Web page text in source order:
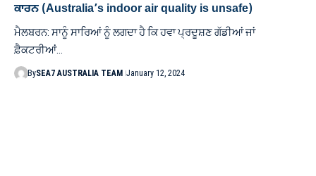
ਕਾਰਨ (Australia’s indoor air quality is unsafe)
ਮੈਲਬਰਨ: ਸਾਨੂੰ ਸਾਰਿਆਂ ਨੂੰ ਲਗਦਾ ਹੈ ਕਿ ਹਵਾ ਪ੍ਰਦੂਸ਼ਣ ਗੱਡੀਆਂ ਜਾਂ
ਫ਼ੈਕਟਰੀਆਂ…
BySEA7 AUSTRALIA TEAM January 12, 2024